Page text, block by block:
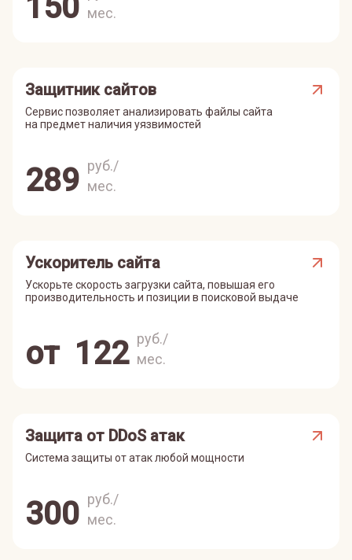
150 мес.
Защитник сайтов
Сервис позволяет анализировать файлы сайта
на предмет наличия уязвимостей
289 руб./
мес.
Ускоритель сайта
Ускорьте скорость загрузки сайта, повышая его
производительность и позиции в поисковой выдаче
от 122 руб./
мес.
Защита от DDoS атак
Система защиты от атак любой мощности
300 руб./
мес.